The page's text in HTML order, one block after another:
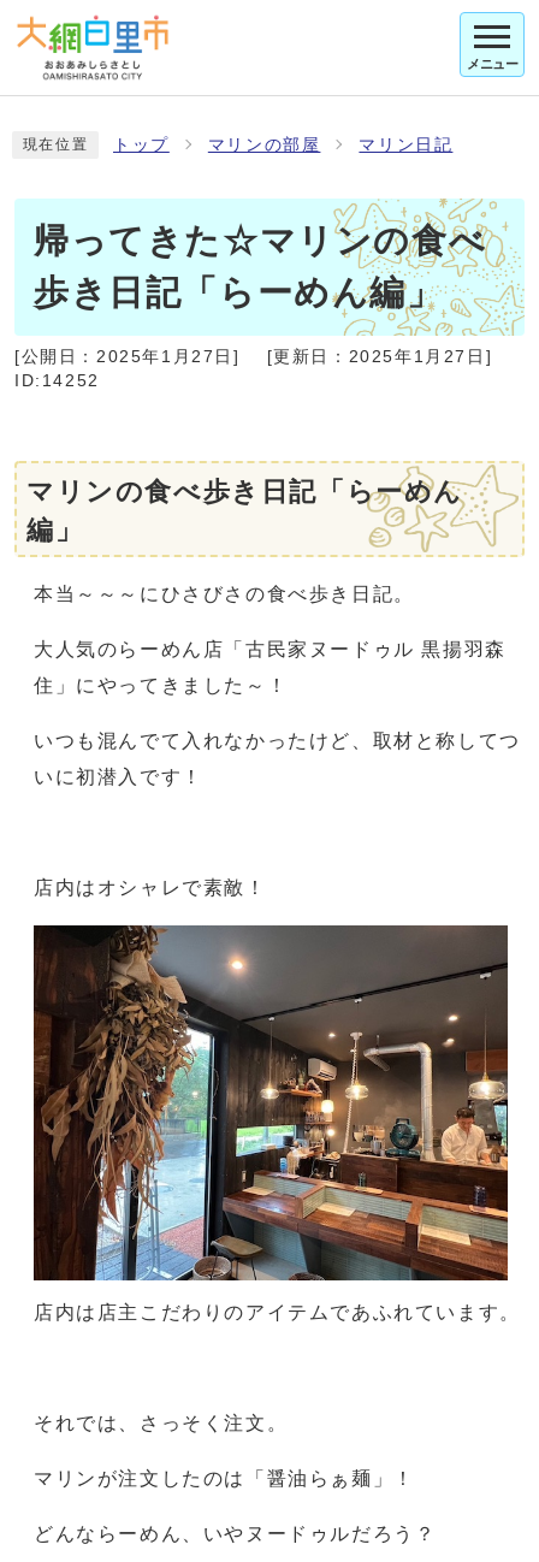
メニュー
現在位置 トップ マリンの部屋 マリン日記
帰ってきた☆マリンの食べ
歩き日記「らーめん編」
[公開日： 2025年1月27日 ] [更新日： 2025年1月27日 ]
ID:14252
マリンの食べ歩き日記「らーめん
編」
本当～～～にひさびさの食べ歩き日記。
大人気のらーめん店「古民家ヌードゥル 黒揚羽森
住」にやってきました～！
いつも混んでて入れなかったけど、取材と称してつ
いに初潜入です！
店内はオシャレで素敵！
店内は店主こだわりのアイテムであふれています。
それでは、さっそく注文。
マリンが注文したのは「醤油らぁ麺」！
どんならーめん、いやヌードゥルだろう？